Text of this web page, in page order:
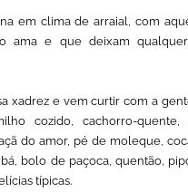
em clima de arraial, com
ama e que deixam
xadrez e vem curtir com a
cozido, cachorro-quente,
do amor, pé de moleque,
bolo de paçoca, quentão,
típicas.